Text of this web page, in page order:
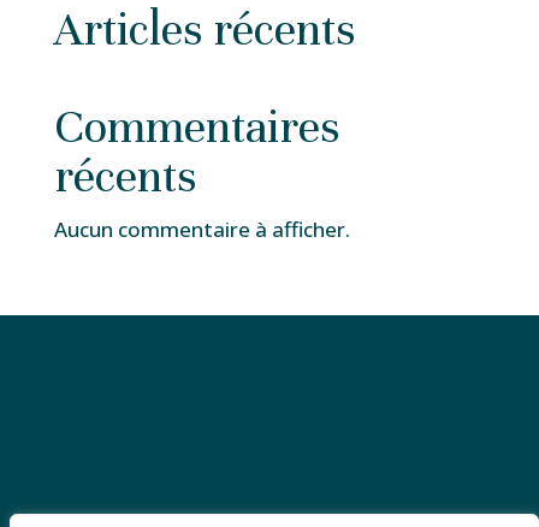
Articles récents
Commentaires
récents
Aucun commentaire à afficher.